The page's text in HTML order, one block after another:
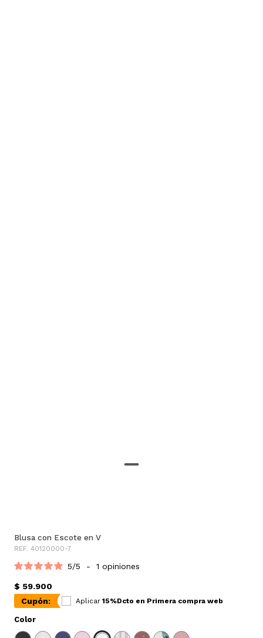
Blusa con Escote en V
REF. 40120000-7
5/5 - 1 opiniones
$ 59.900
Cupón:
Aplicar 15%Dcto en Primera compra web
Color